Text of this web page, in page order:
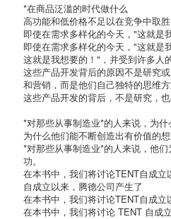
*在商品泛滥的时代做什么
高功能和低价格不足以在竞争中取胜
即使在需求多样化的今天，"这就是
即使在需求多样化的今天，"这就是
这就是我想要的！"，并受到许多人
这些产品开发背后的原因不是研究或
和营销，而是他们自己独特的思维方
这些产品开发的背后，不是研究，
*对那些从事制造业*的人来说，为什
为什么他们能不断创造出有价值的
*对那些从事制造业*的人来说，他
功。
在本书中，我们将讨论TENT自成立
自成立以来，腾德公司产生了
在本书中，我们将讨论TENT自成立
在本书中，我们将讨论 TENT 自成